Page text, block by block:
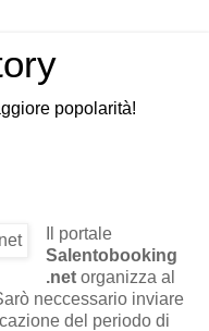
popolarità!
Il portale
Salentobooking
.netorganizza al
neccessario inviare
del periodo di